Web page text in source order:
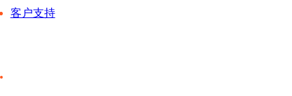
客户支持